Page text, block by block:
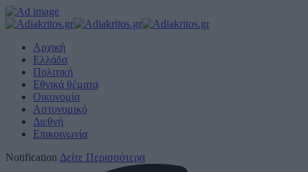
Αρχική
Ελλάδα
Πολιτική
Εθνικά θέματα
Οικονομία
Αστυνομικό
Διεθνή
Επικοινωνία
Notification Δείτε Περισσότερα